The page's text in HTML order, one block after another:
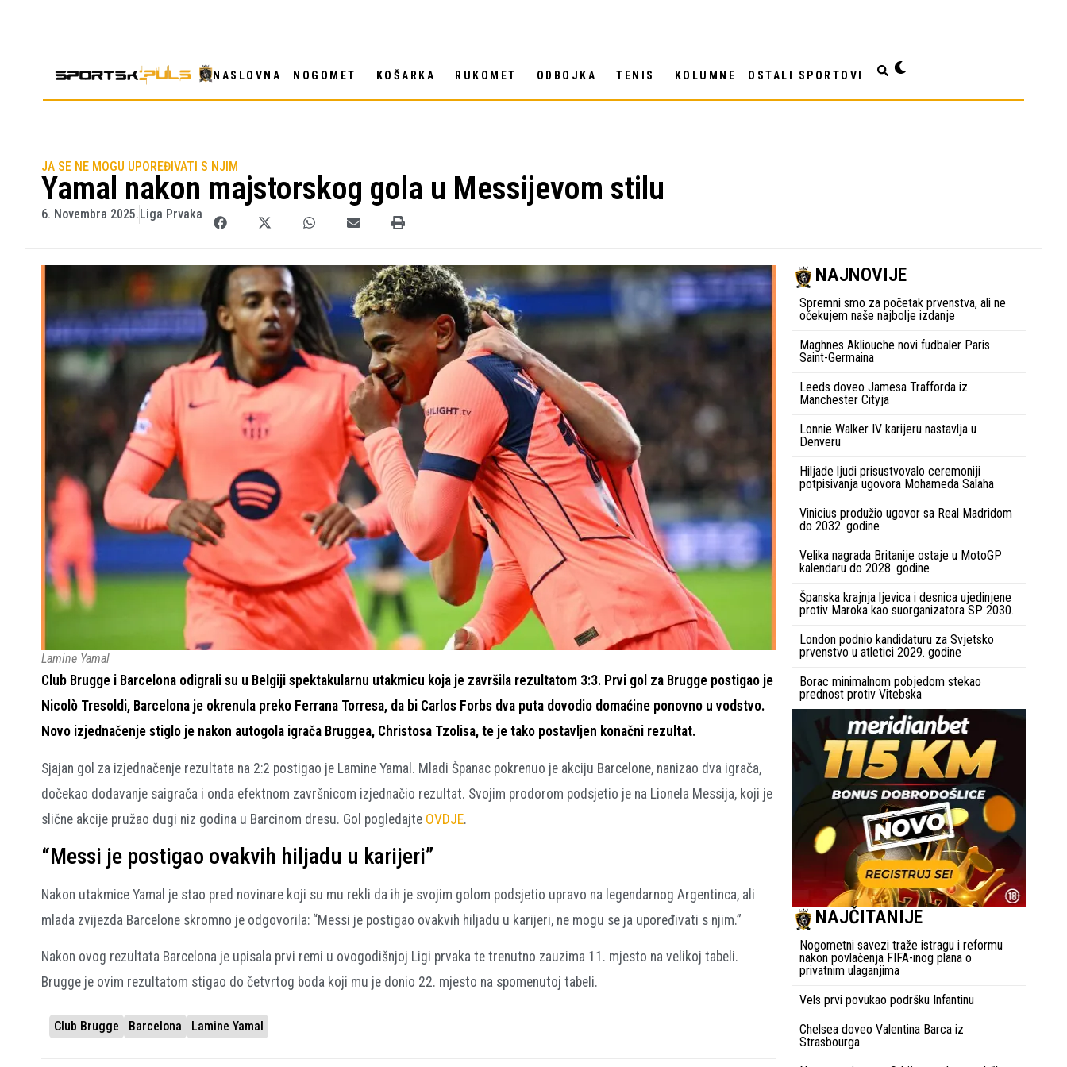
NASLOVNA NOGOMET KOŠARKA RUKOMET ODBOJKA TENIS KOLUMNE OSTALI SPORTOVI
JA SE NE MOGU UPOREĐIVATI S NJIM
Yamal nakon majstorskog gola u Messijevom stilu
6. Novembra 2025.Liga Prvaka
Lamine Yamal
Club Brugge i Barcelona odigrali su u Belgiji spektakularnu utakmicu koja je završila rezultatom 3:3. Prvi gol za Brugge postigao je
Nicolò Tresoldi, Barcelona je okrenula preko Ferrana Torresa, da bi Carlos Forbs dva puta dovodio domaćine ponovno u vodstvo.
Novo izjednačenje stiglo je nakon autogola igrača Bruggea, Christosa Tzolisa, te je tako postavljen konačni rezultat.
Sjajan gol za izjednačenje rezultata na 2:2 postigao je Lamine Yamal. Mladi Španac pokrenuo je akciju Barcelone, nanizao dva igrača,
dočekao dodavanje saigrača i onda efektnom završnicom izjednačio rezultat. Svojim prodorom podsjetio je na Lionela Messija, koji je
slične akcije pružao dugi niz godina u Barcinom dresu. Gol pogledajte OVDJE.
“Messi je postigao ovakvih hiljadu u karijeri”
Nakon utakmice Yamal je stao pred novinare koji su mu rekli da ih je svojim golom podsjetio upravo na legendarnog Argentinca, ali
mlada zvijezda Barcelone skromno je odgovorila: “Messi je postigao ovakvih hiljadu u karijeri, ne mogu se ja upoređivati s njim.”
Nakon ovog rezultata Barcelona je upisala prvi remi u ovogodišnjoj Ligi prvaka te trenutno zauzima 11. mjesto na velikoj tabeli.
Brugge je ovim rezultatom stigao do četvrtog boda koji mu je donio 22. mjesto na spomenutoj tabeli.
Club Brugge Barcelona Lamine Yamal
NAJNOVIJE
Spremni smo za početak prvenstva, ali ne
očekujem naše najbolje izdanje
Maghnes Akliouche novi fudbaler Paris
Saint-Germaina
Leeds doveo Jamesa Trafforda iz
Manchester Cityja
Lonnie Walker IV karijeru nastavlja u
Denveru
Hiljade ljudi prisustvovalo ceremoniji
potpisivanja ugovora Mohameda Salaha
Vinicius produžio ugovor sa Real Madridom
do 2032. godine
Velika nagrada Britanije ostaje u MotoGP
kalendaru do 2028. godine
Španska krajnja ljevica i desnica ujedinjene
protiv Maroka kao suorganizatora SP 2030.
London podnio kandidaturu za Svjetsko
prvenstvo u atletici 2029. godine
Borac minimalnom pobjedom stekao
prednost protiv Vitebska
NAJČITANIJE
Nogometni savezi traže istragu i reformu
nakon povlačenja FIFA-inog plana o
privatnim ulaganjima
Vels prvi povukao podršku Infantinu
Chelsea doveo Valentina Barca iz
Strasbourga